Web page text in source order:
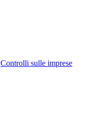
Controlli sulle imprese